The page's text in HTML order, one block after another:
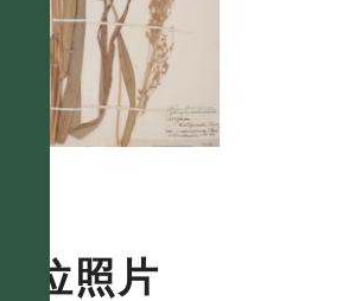
數位照片